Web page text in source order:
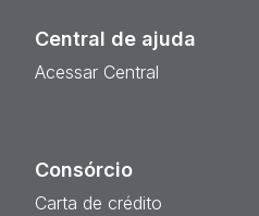
Central de ajuda
Acessar Central
Consórcio
Carta de crédito